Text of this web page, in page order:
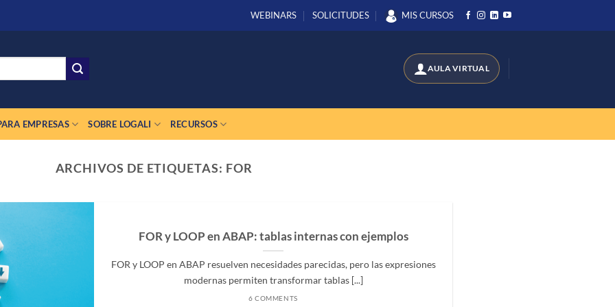
WEBINARS SOLICITUDES MIS CURSOS
EMPRESAS SOBRE LOGALI RECURSOS
ARCHIVOS DE ETIQUETAS: FOR
FOR y LOOP en ABAP: tablas internas con ejemplos
FOR y LOOP en ABAP resuelven necesidades parecidas, pero las expresiones
modernas permiten transformar tablas [...]
6 COMMENTS